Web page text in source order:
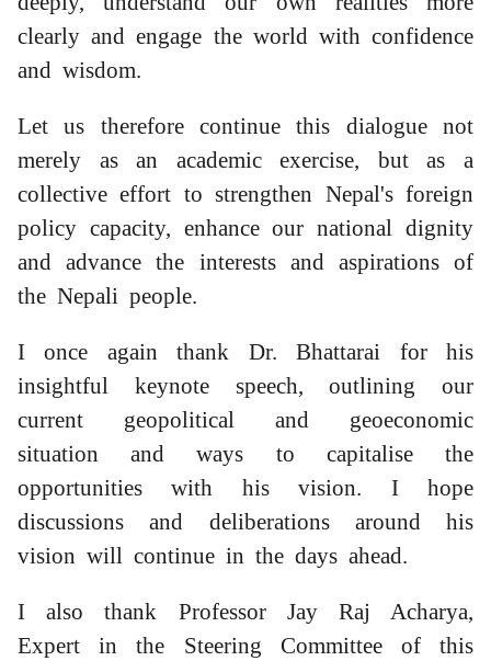
clearly and engage the world with confidence
and wisdom.
Let us therefore continue this dialogue not
merely as an academic exercise, but as a
collective effort to strengthen Nepal's foreign
policy capacity, enhance our national dignity
and advance the interests and aspirations of
the Nepali people.
I once again thank Dr. Bhattarai for his
insightful keynote speech, outlining our
current geopolitical and geoeconomic
situation and ways to capitalise the
opportunities with his vision. I hope
discussions and deliberations around his
vision will continue in the days ahead.
I also thank Professor Jay Raj Acharya,
Expert in the Steering Committee of this